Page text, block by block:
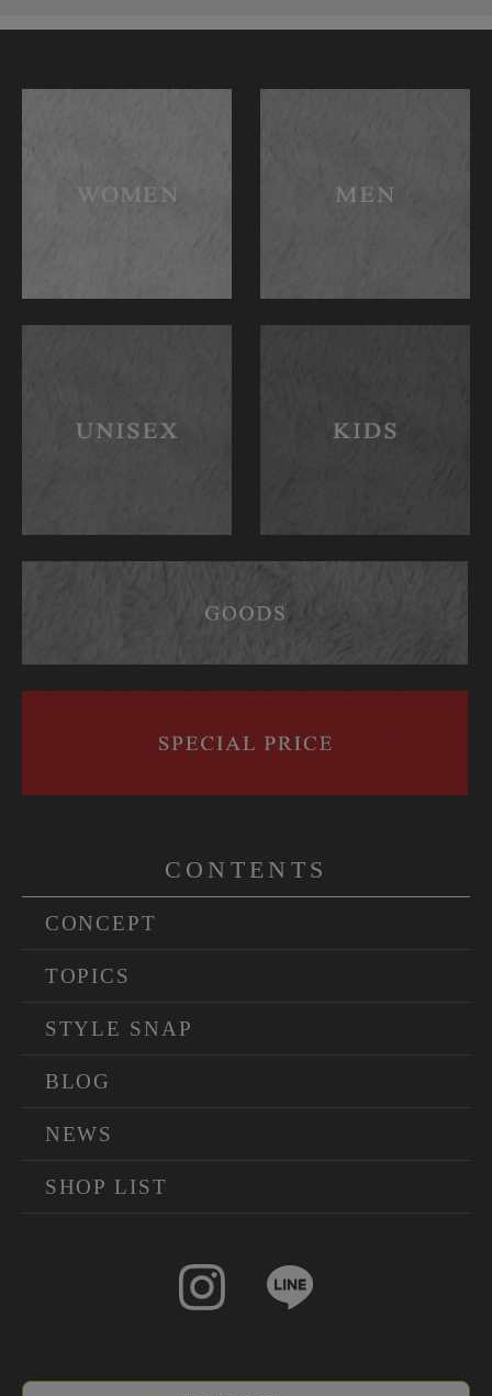
CONTENTS
CONCEPT
TOPICS
STYLE SNAP
BLOG
NEWS
SHOP LIST